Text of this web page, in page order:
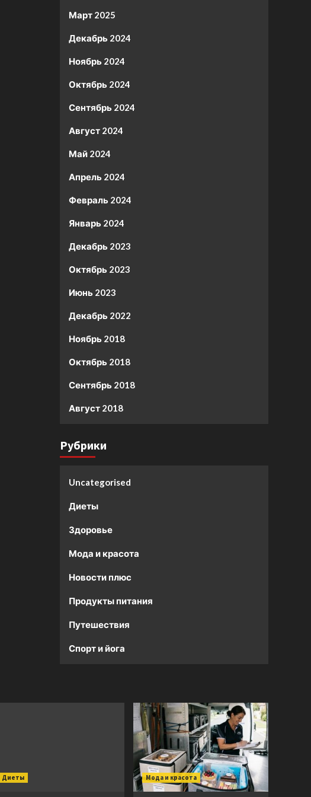
Март 2025
Декабрь 2024
Ноябрь 2024
Октябрь 2024
Сентябрь 2024
Август 2024
Май 2024
Апрель 2024
Февраль 2024
Январь 2024
Декабрь 2023
Октябрь 2023
Июнь 2023
Декабрь 2022
Ноябрь 2018
Октябрь 2018
Сентябрь 2018
Август 2018
Рубрики
Uncategorised
Диеты
Здоровье
Мода и красота
Новости плюс
Продукты питания
Путешествия
Спорт и йога
Диеты Мода и красота